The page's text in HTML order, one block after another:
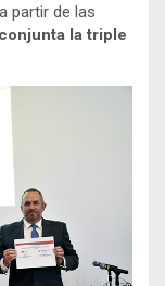
a partir de las
conjunta la triple